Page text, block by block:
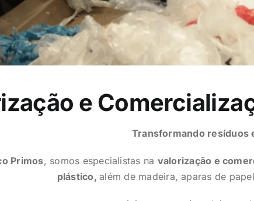
e
Transformando resíduos
Primos, somos especialistas na valorização e
plástico,além de madeira, aparas de